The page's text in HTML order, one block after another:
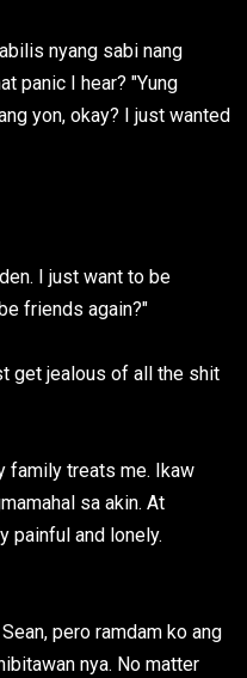
nyang sabi nang
panic I hear? "Yung
yon, okay? I just wanted
I just want to be
friends again?"
get jealous of all the shit
family treats me. Ikaw
sa akin. At
painful and lonely.
pero ramdam ko ang
nya. No matter